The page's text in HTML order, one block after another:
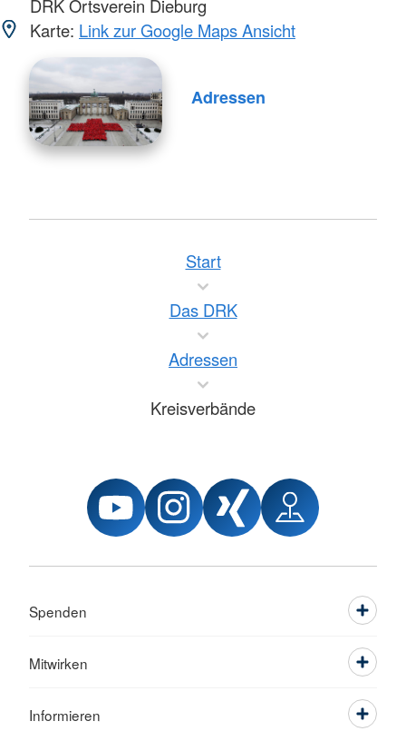
DRK Ortsverein Dieburg
Karte: Link zur Google Maps Ansicht
Adressen
Start
Das DRK
Adressen
Kreisverbände
Spenden
Mitwirken
Informieren